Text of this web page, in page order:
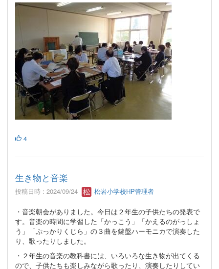
4
生き物と音楽
投稿日時 : 2024/09/24 松岩小学校HP管理者
・音楽朝会がありました。今日は２年生の子供たちの発表で
す。音楽の時間に学習した「かっこう」「かえるのがっしょ
う」「ぷっかりくじら」の３曲を鍵盤ハーモニカで演奏した
り、歌ったりしました。
・２年生の音楽の教科書には、いろいろな生き物が出てくる
ので、子供たちも楽しみながら歌ったり、演奏したりしてい